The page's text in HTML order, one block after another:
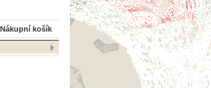
Nákupní košík